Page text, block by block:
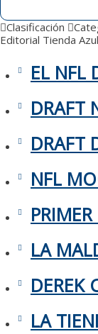
Clasificación
Editorial Tienda Azul
EL NFL
DRAFT
DRAFT
NFL
LA
DEREK
LA